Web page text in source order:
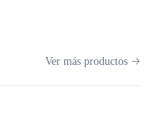
Ver más productos